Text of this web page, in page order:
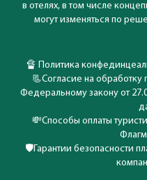
в отелях, в том числе
могут изменяться по
🔏 Политика
📃Согласие на обработку
Федеральному закону от
💸Способы оплаты
🛡️Гарантии безопасности